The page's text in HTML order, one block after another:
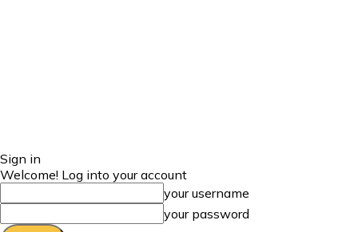
Sign in
Welcome! Log into your account
your username
your password